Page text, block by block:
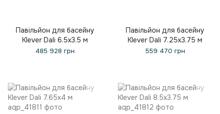
Павільйон для басейну
Klever Dali 6.5x3.5 м
485 928 грн
Павільйон для басейну
Klever Dali 7.25x3.75 м
559 470 грн